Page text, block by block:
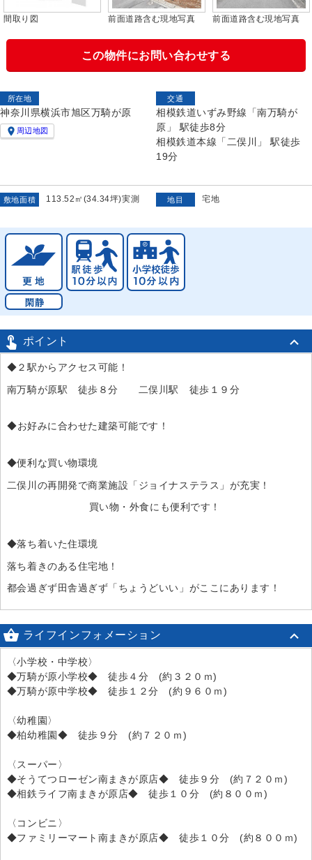
間取り図 前面道路含む現地写真 前面道路含む現地写真
この物件にお問い合わせする
所在地
神奈川県横浜市旭区万騎が原
 周辺地図
交通
相模鉄道いずみ野線「南万騎が
原」 駅徒歩8分
相模鉄道本線「二俣川」 駅徒歩
19分
敷地面積 113.52㎡(34.34坪)実測 地目 宅地
 ポイント
◆２駅からアクセス可能！
南万騎が原駅 徒歩８分 二俣川駅 徒歩１９分
◆お好みに合わせた建築可能です！
◆便利な買い物環境
二俣川の再開発で商業施設「ジョイナステラス」が充実！
買い物・外食にも便利です！
◆落ち着いた住環境
落ち着きのある住宅地！
都会過ぎず田舎過ぎず「ちょうどいい」がここにあります！
 ライフインフォメーション
〈小学校・中学校〉
◆万騎が原小学校◆ 徒歩４分 (約３２０ｍ)
◆万騎が原中学校◆ 徒歩１２分 (約９６０ｍ)
〈幼稚園〉
◆柏幼稚園◆ 徒歩９分 (約７２０ｍ)
〈スーパー〉
◆そうてつローゼン南まきが原店◆ 徒歩９分 (約７２０ｍ)
◆相鉄ライフ南まきが原店◆ 徒歩１０分 (約８００ｍ)
〈コンビニ〉
◆ファミリーマート南まきが原店◆ 徒歩１０分 (約８００ｍ)